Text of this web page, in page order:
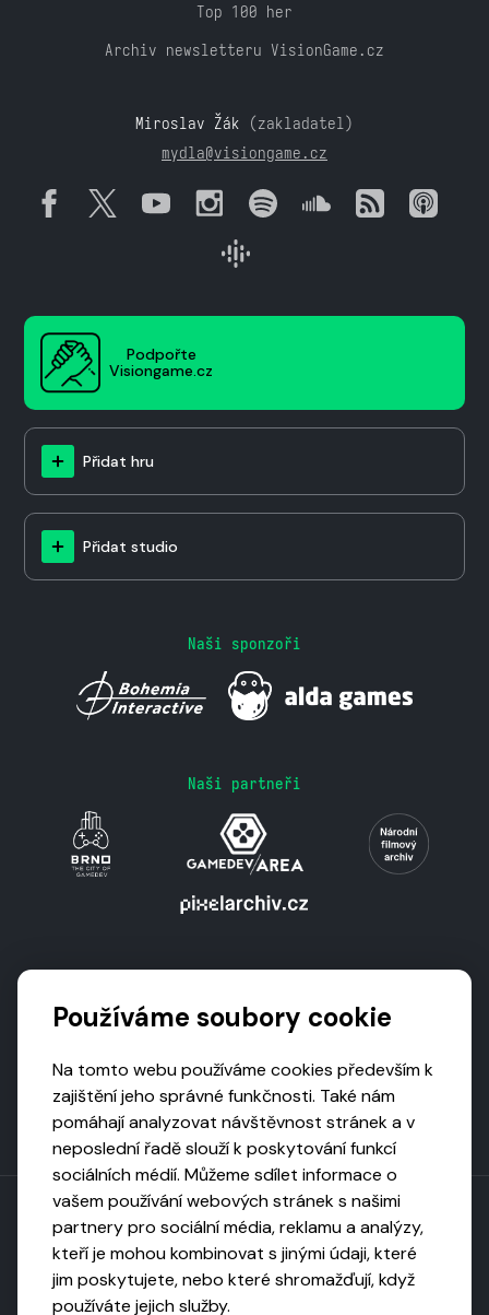
Top 100 her
Archiv newsletteru VisionGame.cz
Miroslav Žák (zakladatel)
mydla@visiongame.cz
Podpořte
Visiongame.cz
Přidat hru
Přidat studio
Naši sponzoři
Naši partneři
Toto dílo podléhá licenci CC BY-NC-ND
Uveďte původ, neužívejte komerčně, nezpracovávejte.
Používáme soubory cookie
Na tomto webu používáme cookies především k
zajištění jeho správné funkčnosti. Také nám
pomáhají analyzovat návštěvnost stránek a v
neposlední řadě slouží k poskytování funkcí
sociálních médií. Můžeme sdílet informace o
vašem používání webových stránek s našimi
partnery pro sociální média, reklamu a analýzy,
kteří je mohou kombinovat s jinými údaji, které
jim poskytujete, nebo které shromažďují, když
používáte jejich služby.